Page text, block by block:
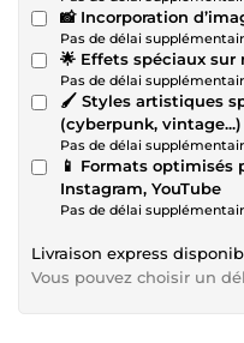
📸 Incorporation
Pas de délai
🌟 Effets spéciaux sur
Pas de délai
🖌️ Styles artistiques
(cyberpunk, vintage...)
Pas de délai
📱 Formats optimisés
Instagram, YouTube
Pas de délai
Livraison express
Vous pouvez choisir un